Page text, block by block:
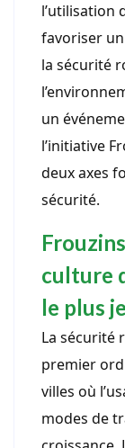
l’utilisation
favoriser
la sécurité
un
l’initiative
deux axes
sécurité.
culture
le plus
La sécurité
premier
villes où
modes de